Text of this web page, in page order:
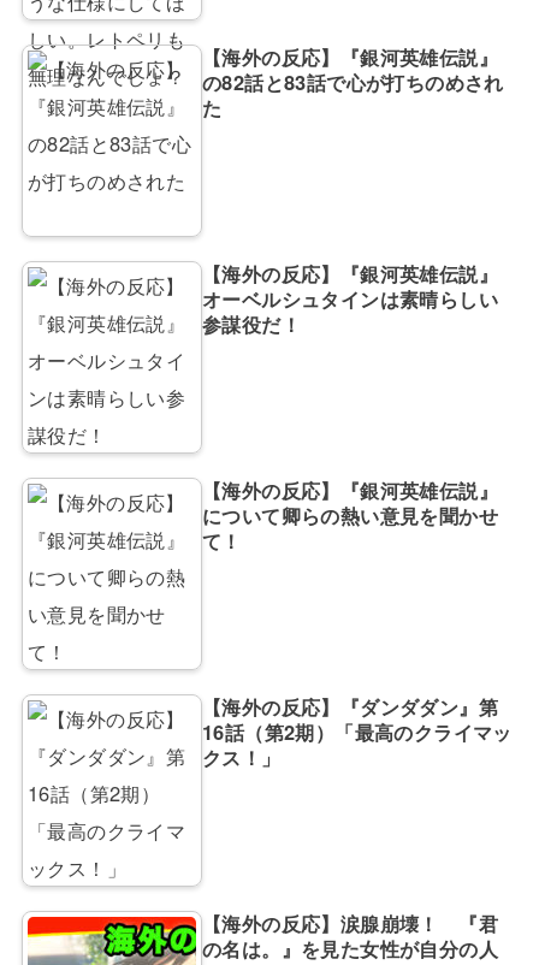
【海外の反応】『銀河英雄伝説』
の82話と83話で心が打ちのめされ
た
【海外の反応】『銀河英雄伝説』
オーベルシュタインは素晴らしい
参謀役だ！
【海外の反応】『銀河英雄伝説』
について卿らの熱い意見を聞かせ
て！
【海外の反応】『ダンダダン』第
16話（第2期）「最高のクライマッ
クス！」
【海外の反応】涙腺崩壊！ 『君
の名は。』を見た女性が自分の人